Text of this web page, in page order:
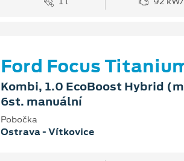
Ford Focus
Kombi, 1.0 EcoBoost Hybrid
6st. manuální
Pobočka
Ostrava - Vítkovice